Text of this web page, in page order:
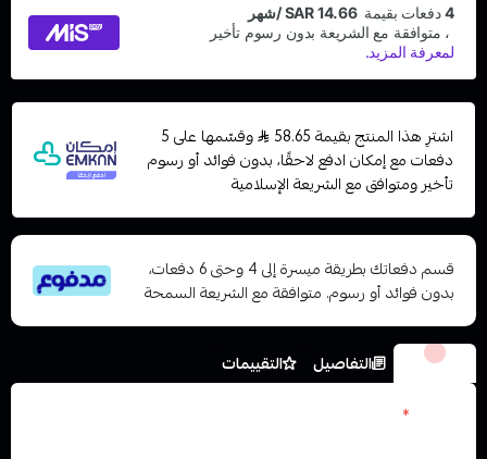
اشترِ هذا المنتج بقيمة 58.65
وقسّمها على 5
دفعات مع إمكان ادفع لاحقًا، بدون فوائد أو رسوم
تأخير ومتوافق مع الشريعة الإسلامية
قسم دفعاتك بطريقة ميسرة إلى 4 وحتى 6 دفعات،
بدون فوائد أو رسوم. متوافقة مع الشريعة السمحة
الخيارات التفاصيل
التقييمات
*